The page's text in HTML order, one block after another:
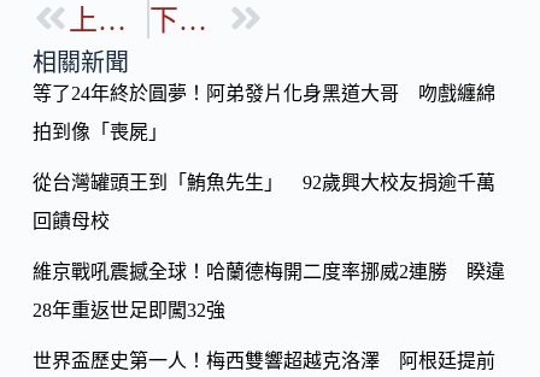
b
o
p
Li
k
上一篇 下一篇
相關新聞
等了24年終於圓夢！阿弟發片化身黑道大哥 吻戲纏綿
拍到像「喪屍」
從台灣罐頭王到「鮪魚先生」 92歲興大校友捐逾千萬
回饋母校
維京戰吼震撼全球！哈蘭德梅開二度率挪威2連勝 睽違
28年重返世足即闖32強
世界盃歷史第一人！梅西雙響超越克洛澤 阿根廷提前